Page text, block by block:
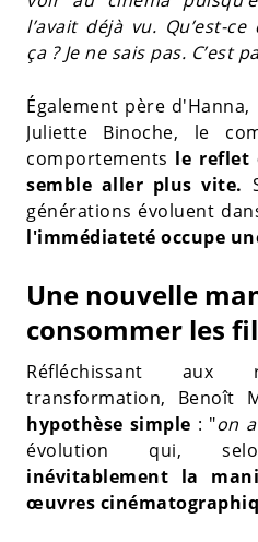
l’avait déjà vu. Qu’est-
ça ? Je ne sais pas. C’est
Également père
Juliette Binoche, le
comportements le reflet
semble aller plus vite.
générations évoluent
l'immédiateté occupe
Une nouvelle
consommer les
Réfléchissant
transformation, Benoît
hypothèse simple : "on
évolution qui,
inévitablement la
œuvres